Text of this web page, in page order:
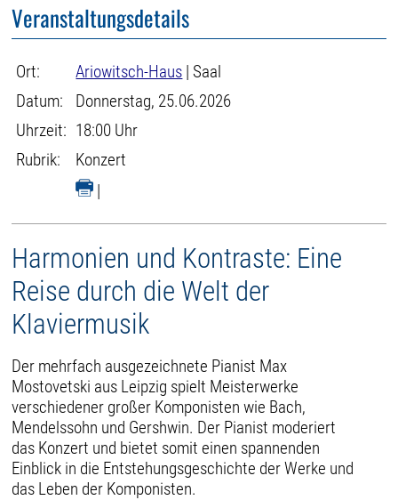
Veranstaltungsdetails
Ort: Ariowitsch-Haus | Saal
Datum:
Donnerstag, 25.06.2026
Uhrzeit: 18:00 Uhr
Rubrik:
Konzert
|
Harmonien und Kontraste: Eine
Reise durch die Welt der
Klaviermusik
Der mehrfach ausgezeichnete Pianist Max
Mostovetski aus Leipzig spielt Meisterwerke
verschiedener großer Komponisten wie Bach,
Mendelssohn und Gershwin. Der Pianist moderiert
das Konzert und bietet somit einen spannenden
Einblick in die Entstehungsgeschichte der Werke und
das Leben der Komponisten.